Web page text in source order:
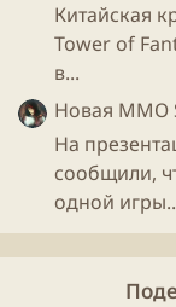
Китайская
Tower of
в...
Новая ММО
На
сообщили,
одной